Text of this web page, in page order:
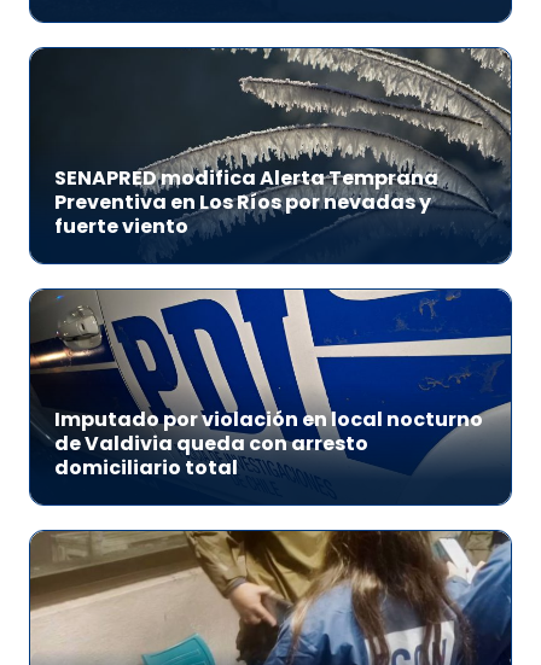
SENAPRED modifica Alerta Temprana
Preventiva en Los Ríos por nevadas y
fuerte viento
Imputado por violación en local nocturno
de Valdivia queda con arresto
domiciliario total